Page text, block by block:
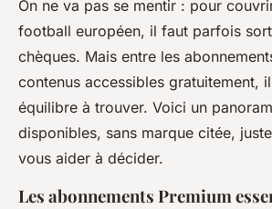
On ne va pas se mentir : pour
football européen, il faut parfois
chèques. Mais entre les
contenus accessibles gratuitement,
équilibre à trouver. Voici un
disponibles, sans marque citée,
vous aider à décider.
Les abonnements Premium